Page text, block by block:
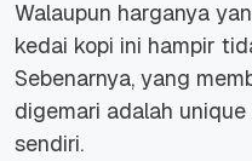
Walaupun harganya
kedai kopi ini hampir
Sebenarnya, yang
digemari adalah
sendiri.